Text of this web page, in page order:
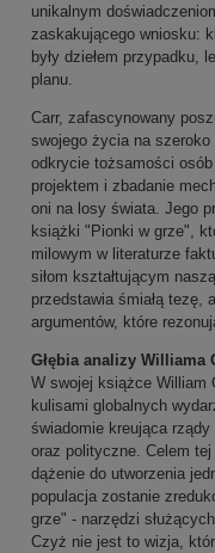
unikalnym
zaskakującego wniosku:
były dziełem przypadku,
planu.
Carr, zafascynowany
swojego życia na
odkrycie tożsamości
projektem i zbadanie
oni na losy świata. Jego
książki "Pionki w grze",
milowym w literaturze
siłom kształtującym
przedstawia śmiałą tezę,
argumentów, które
Głębia analizy Williama
W swojej książce William
kulisami globalnych
świadomie kreująca
oraz polityczne. Celem tej
dążenie do utworzenia
populacja zostanie
grze" - narzędzi
Czyż nie jest to wizja,